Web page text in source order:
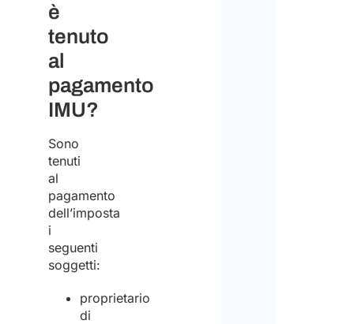
è
tenuto
al
pagamento
IMU?
Sono
tenuti
al
pagamento
dell’imposta
i
seguenti
soggetti:
proprietario
di